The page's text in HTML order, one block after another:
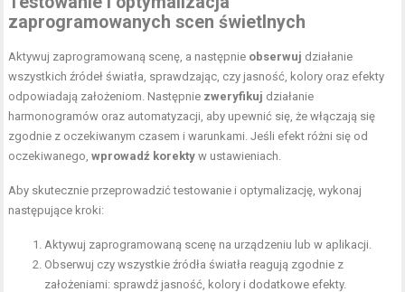
zaprogramowanych scen świetlnych
Aktywuj zaprogramowaną scenę, a następnie obserwuj działanie
wszystkich źródeł światła, sprawdzając, czy jasność, kolory oraz efekty
odpowiadają założeniom. Następnie zweryfikuj działanie
harmonogramów oraz automatyzacji, aby upewnić się, że włączają się
zgodnie z oczekiwanym czasem i warunkami. Jeśli efekt różni się od
oczekiwanego,wprowadź korekty w ustawieniach.
Aby skutecznie przeprowadzić testowanie i optymalizację, wykonaj
następujące kroki:
Aktywuj zaprogramowaną scenę na urządzeniu lub w aplikacji.
Obserwuj czy wszystkie źródła światła reagują zgodnie z
założeniami: sprawdź jasność, kolory i dodatkowe efekty.